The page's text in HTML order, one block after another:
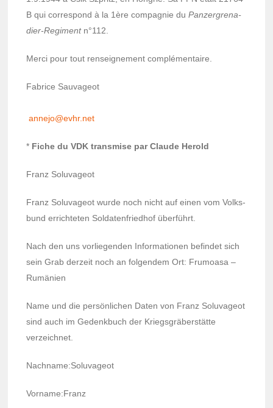
B qui corres­pond à la 1ère compa­gnie duPanzer­gre­na­
dier-Regi­mentn°112.
Merci pour tout rensei­gne­ment complé­men­taire.
Fabrice Sauva­geot
annejo@evhr.net
* Fiche du VDK trans­mise par Claude Herold
Franz Solu­va­geot
Franz Solu­va­geot wurde noch nicht auf einen vom Volks­
bund errich­te­ten Solda­ten­fried­hof überführt.
Nach den uns vorlie­gen­den Infor­ma­tio­nen befin­det sich
sein Grab derzeit noch an folgen­dem Ort: Frumoasa –
Rumä­nien
Name und die persön­li­chen Daten von Franz Solu­va­geot
sind auch im Gedenk­buch der Krieg­sgrä­berstätte
verzeich­net.
Nach­name:Solu­va­geot
Vorname:Franz